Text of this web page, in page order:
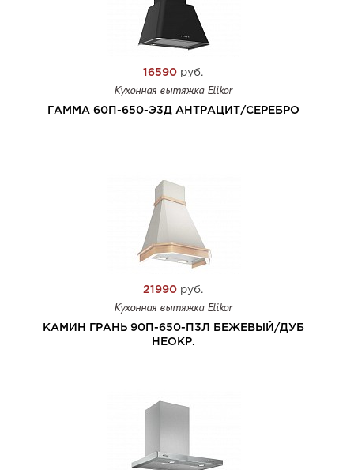
16590 руб.
Кухонная вытяжка Elikor
ГАММА 60П-650-Э3Д АНТРАЦИТ/СЕРЕБРО
21990 руб.
Кухонная вытяжка Elikor
КАМИН ГРАНЬ 90П-650-П3Л БЕЖЕВЫЙ/ДУБ
НЕОКР.